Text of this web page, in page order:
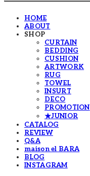
HOME
ABOUT
SHOP
CURTAIN
BEDDING
CUSHION
ARTWORK
RUG
TOWEL
INSURT
DECO
PROMOTION
★JUNIOR
CATALOG
REVIEW
Q&A
maison el BARA
BLOG
INSTAGRAM